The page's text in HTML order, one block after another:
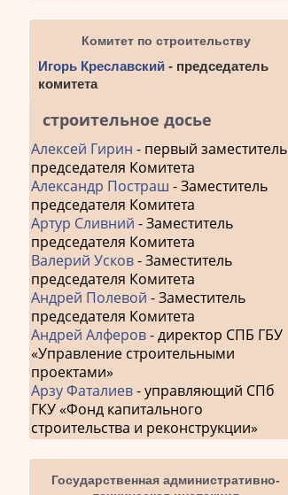
Комитет по строительству
Игорь Креславский - председатель
комитета
строительное досье
Алексей Гирин - первый заместитель
председателя Комитета
Александр Постраш - Заместитель
председателя Комитета
Артур Сливний - Заместитель
председателя Комитета
Валерий Усков- Заместитель
председателя Комитета
Андрей Полевой - Заместитель
председателя Комитета
Андрей Алферов- директор СПБ ГБУ
«Управление строительными
проектами»
Арзу Фаталиев- управляющий СПб
ГКУ «Фонд капитального
строительства и реконструкции»
Государственная административно-